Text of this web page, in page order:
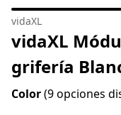
vidaXL
vidaXL
grifería
Color(9 opciones